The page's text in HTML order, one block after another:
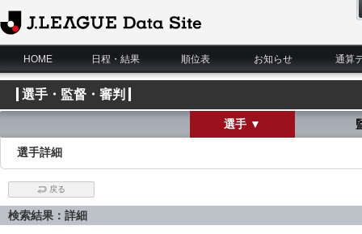
J.League Data Site
HOME
日程・結果 順位表 お知らせ 通算
選手・監督・審判
選手 ▼
選手詳細
戻る
検索結果：詳細